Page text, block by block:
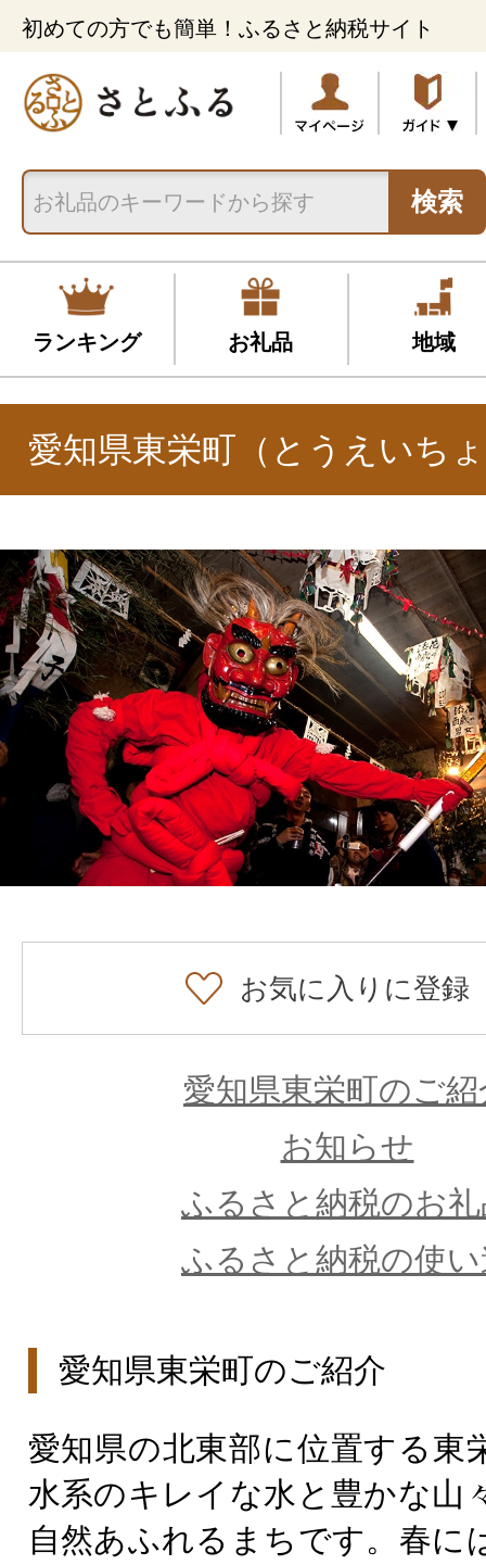
初めての方でも簡単！ふるさと納税サイト
検索
ランキング お礼品 地域
愛知県東栄町（とうえいち
お気に入りに登録
愛知県東栄町のご紹
お知らせ
ふるさと納税のお
ふるさと納税の使
愛知県東栄町のご紹介
愛知県の北東部に位置する東
水系のキレイな水と豊かな山
自然あふれるまちです。春に